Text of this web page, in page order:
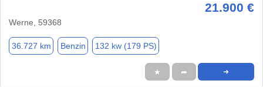
21.900 €
Werne, 59368
36.727 km Benzin 132 kw (179 PS)
★ ➦ ➜